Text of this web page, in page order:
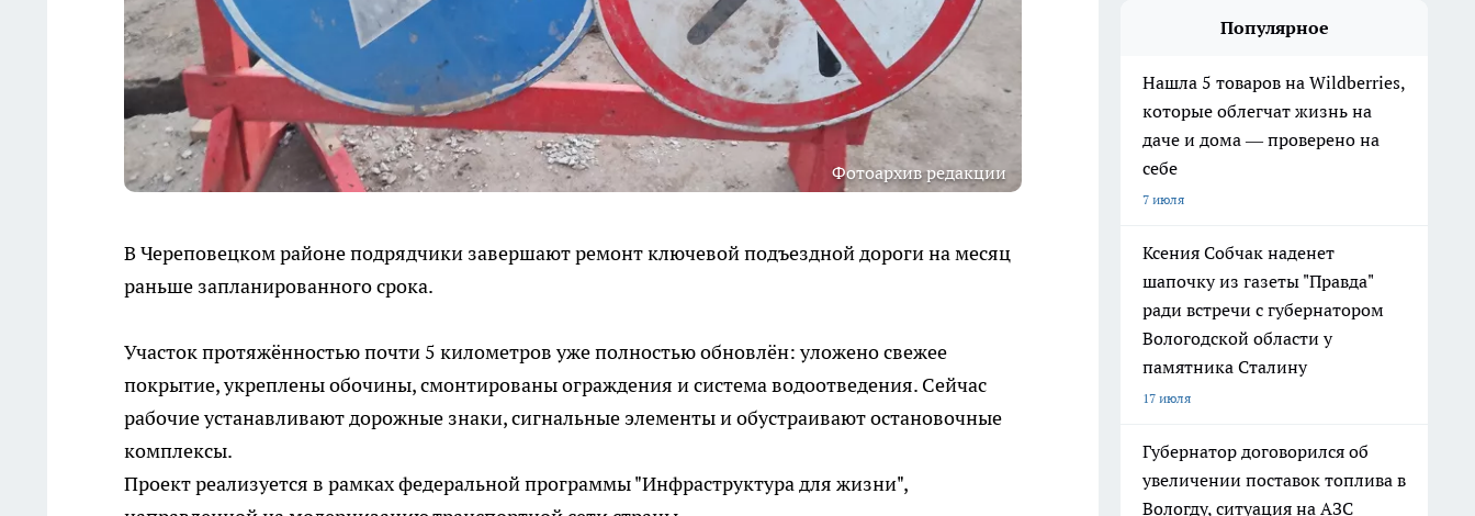
Фотоархив редакции
В Череповецком районе подрядчики завершают ремонт ключевой подъездной дороги на месяц
раньше запланированного срока.
Участок протяжённостью почти 5 километров уже полностью обновлён: уложено свежее
покрытие, укреплены обочины, смонтированы ограждения и система водоотведения. Сейчас
рабочие устанавливают дорожные знаки, сигнальные элементы и обустраивают остановочные
комплексы.
Проект реализуется в рамках федеральной программы "Инфраструктура для жизни",
Популярное
Нашла 5 товаров на Wildberries,
которые облегчат жизнь на
даче и дома — проверено на
себе
7 июля
Ксения Собчак наденет
шапочку из газеты "Правда"
ради встречи с губернатором
Вологодской области у
памятника Сталину
17 июля
Губернатор договорился об
увеличении поставок топлива в
Вологду, ситуация на АЗС